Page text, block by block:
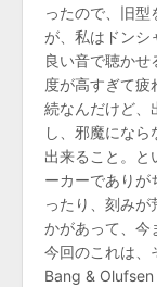
ったので、旧
が、私はドンシ
良い音で聴かせ
度が高すぎて
続なんだけど、
し、邪魔になら
出来ること。と
ーカーでありが
ったり、刻みが
かがあって、今
今回のこれは、
Bang &